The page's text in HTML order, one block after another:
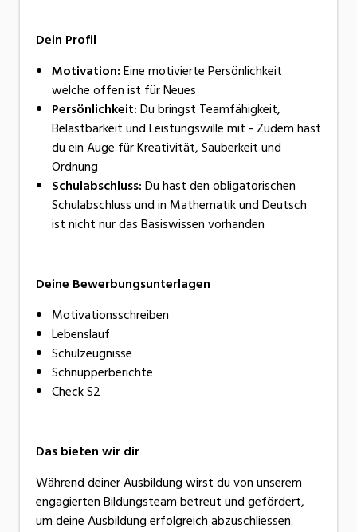
Dein Profil
Motivation:Eine motivierte Persönlichkeit
welche offen ist für Neues
Persönlichkeit:Du bringst Teamfähigkeit,
Belastbarkeit und Leistungswille mit - Zudem hast
du ein Auge für Kreativität, Sauberkeit und
Ordnung
Schulabschluss:Du hast den obligatorischen
Schulabschluss und in Mathematik und Deutsch
ist nicht nur das Basiswissen vorhanden
Deine Bewerbungsunterlagen
Motivationsschreiben
Lebenslauf
Schulzeugnisse
Schnupperberichte
Check S2
Das bieten wir dir
Während deiner Ausbildung wirst du von unserem
engagierten Bildungsteam betreut und gefördert,
um deine Ausbildung erfolgreich abzuschliessen.